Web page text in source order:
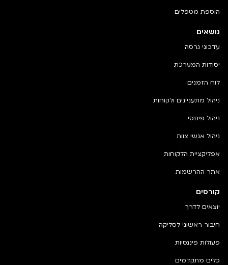
קורסים
יוצאים לדרך
חיבור ראשוני לסליקה
פעולות פיננסיות
כלים מתקדמים
נושאים
עדכוני גרסה
יסודות המערכת
לוח הזמנים
ניהול מתעניינים ולקוחות
ניהול פיננסי
ניהול אנשי צוות
אפליקציית הלקוחות
אתר ההרשמות
הוספת מטפלים